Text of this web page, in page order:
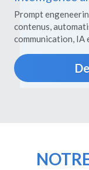
Prompt
contenus,
communication,